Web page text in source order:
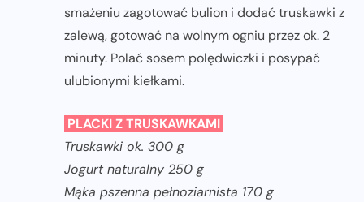
smażeniu zagotować bulion i dodać truskawki z
zalewą, gotować na wolnym ogniu przez ok. 2
minuty. Polać sosem polędwiczki i posypać
ulubionymi kiełkami.
PLACKI Z TRUSKAWKAMI
Truskawki ok. 300 g
Jogurt naturalny 250 g
Mąka pszenna pełnoziarnista 170 g